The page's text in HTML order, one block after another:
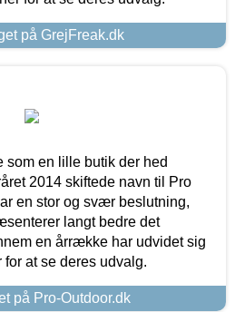
på GrejFreak.dk
som en lille butik der hed
2014 skiftede navn til Pro
en stor og svær beslutning,
langt bedre det
en årrække har udvidet sig
at se deres udvalg.
på Pro-Outdoor.dk